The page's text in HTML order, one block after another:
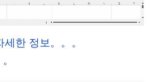
한 정보。。。